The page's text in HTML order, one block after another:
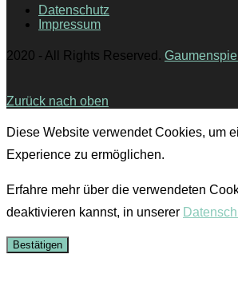
Datenschutz
Impressum
2020 - All Rights Reserved.
Zurück nach oben
Diese Website verwendet Cookies, um
Experience zu ermöglichen.
Erfahre mehr über die verwendeten
deaktivieren kannst, in unserer
Bestätigen